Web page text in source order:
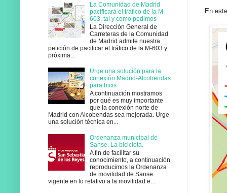
En
La Comunidad de Madrid
pacificará el tráfico de la M-
603, tal y como pedimos
La Dirección General de
Carreteras de la Comunidad
de Madrid admite nuestra
petición de pacificar el tráfico de la M-603 y
próxima...
Urge una solución para la
conexión Madrid-Alcobendas
para bicis
A continuación mostramos
por qué es muy importante
que la conexión norte de
Madrid con Alcobendas sea mejorada. Urge
una solución técnica en...
Ordenanza municipal de
Sanse. La bicicleta.
A fin de facilitar su
conocimiento, a continuación
reproducimos la Ordenanza
de movilidad de Sanse
vigente en lo relativo a la movilidad e...